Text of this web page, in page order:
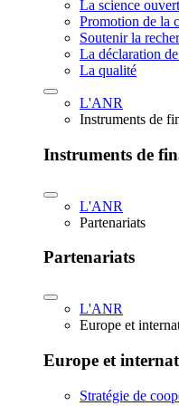
La science
Promotion de la
Soutenir la
La déclaration
La qualité
L'ANR
Instruments de
Instruments de
L'ANR
Partenariats
Partenariats
L'ANR
Europe et
Europe et
Stratégie de